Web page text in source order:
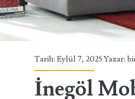
Tarih: Eylül 7, 2025 Yazar:
İnegöl